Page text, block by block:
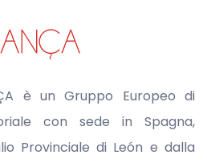
è un Gruppo Europeo di
con sede in Spagna,
Provinciale di León e dalla